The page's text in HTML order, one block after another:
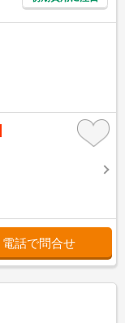
電話で問合せ